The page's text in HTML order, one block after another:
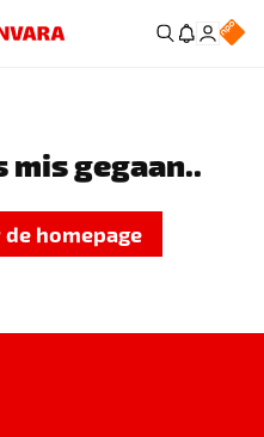
mis gegaan..
homepage